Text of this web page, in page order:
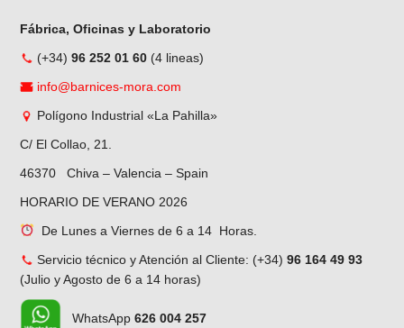
Fábrica, Oficinas y Laboratorio
(+34) 96 252 01 60 (4 lineas)
info@barnices-mora.com
Polígono Industrial «La Pahilla»
C/ El Collao, 21.
46370 Chiva – Valencia – Spain
HORARIO DE VERANO 2026
De Lunes a Viernes de 6 a 14 Horas.
Servicio técnico y Atención al Cliente: (+34) 96 164 49 93
(Julio y Agosto de 6 a 14 horas)
WhatsApp 626 004 257